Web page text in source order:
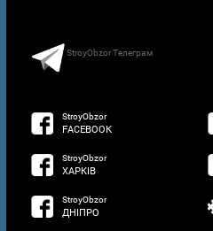
StroyObzor Телеграм
StroyObzor
FACEBOOK
StroyObzor
ХАРКІВ
StroyObzor
ДНІПРО